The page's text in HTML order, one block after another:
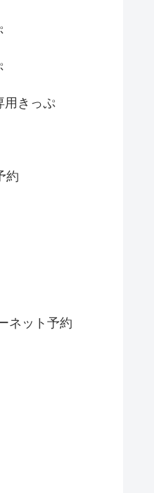
用きっぷ
約
ネット予約